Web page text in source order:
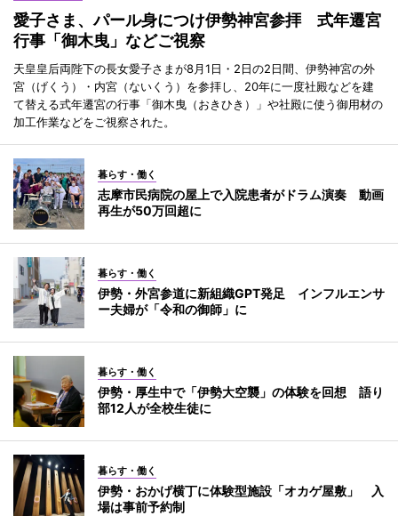
愛子さま、パール身につけ伊勢神宮参拝 式年遷宮
行事「御木曳」などご視察
天皇皇后両陛下の長女愛子さまが8月1日・2日の2日間、伊勢神宮の外
宮（げくう）・内宮（ないくう）を参拝し、20年に一度社殿などを建
て替える式年遷宮の行事「御木曳（おきひき）」や社殿に使う御用材の
加工作業などをご視察された。
暮らす・働く
志摩市民病院の屋上で入院患者がドラム演奏 動画
再生が50万回超に
暮らす・働く
伊勢・外宮参道に新組織GPT発足 インフルエンサ
ー夫婦が「令和の御師」に
暮らす・働く
伊勢・厚生中で「伊勢大空襲」の体験を回想 語り
部12人が全校生徒に
暮らす・働く
伊勢・おかげ横丁に体験型施設「オカゲ屋敷」 入
場は事前予約制